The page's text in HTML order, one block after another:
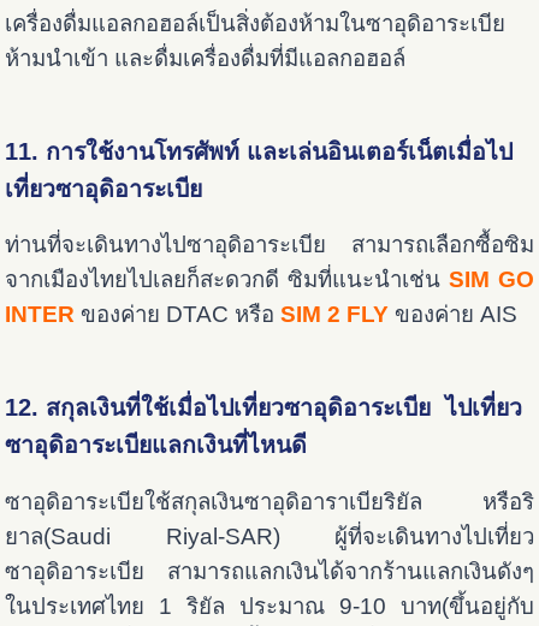
เครื่องดื่มแอลกอฮอล์เป็นสิ่งต้องห้ามในซาอุดิอาระเบีย
ห้ามนำเข้า และดื่มเครื่องดื่มที่มีแอลกอฮอล์
11. การใช้งานโทรศัพท์ และเล่นอินเตอร์เน็ตเมื่อไป
เที่ยวซาอุดิอาระเบีย
ท่านที่จะเดินทางไปซาอุดิอาระเบีย สามารถเลือกซื้อซิม
จากเมืองไทยไปเลยก็สะดวกดี ซิมที่แนะนำเช่น SIM GO
INTER ของค่าย DTAC หรือSIM 2 FLY ของค่าย AIS
12. สกุลเงินที่ใช้เมื่อไปเที่ยวซาอุดิอาระเบีย ไปเที่ยว
ซาอุดิอาระเบียแลกเงินที่ไหนดี
ซาอุดิอาระเบียใช้สกุลเงินซาอุดิอาราเบียริยัล หรือริ
ยาล(Saudi Riyal-SAR) ผู้ที่จะเดินทางไปเที่ยว
ซาอุดิอาระเบีย สามารถแลกเงินได้จากร้านแลกเงินดังๆ
ในประเทศไทย 1 ริยัล ประมาณ 9-10 บาท(ขึ้นอยู่กับ